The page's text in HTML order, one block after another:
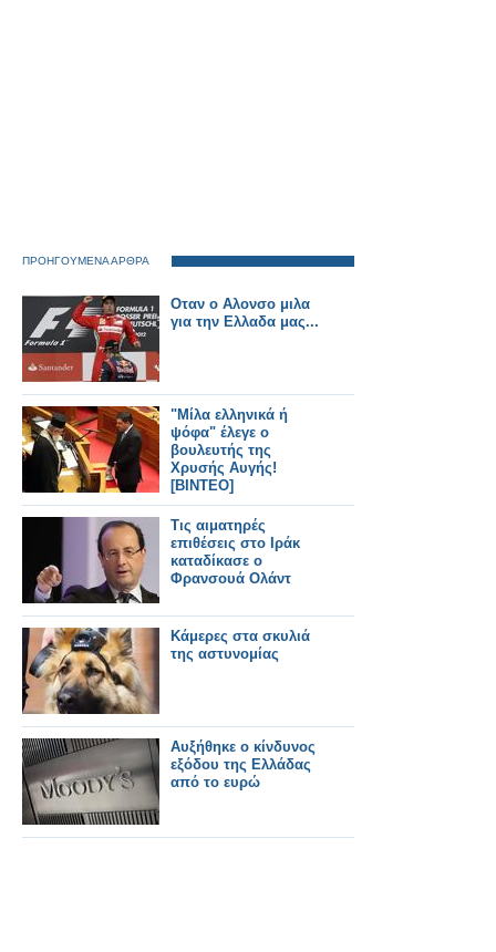
ΠΡΟΗΓΟΥΜΕΝΑ ΑΡΘΡΑ
Οταν ο Αλονσο μιλα
για την Ελλαδα μας...
"Μίλα ελληνικά ή
ψόφα" έλεγε ο
βουλευτής της
Χρυσής Αυγής!
[ΒΙΝΤΕΟ]
Τις αιματηρές
επιθέσεις στο Ιράκ
καταδίκασε ο
Φρανσουά Ολάντ
Κάμερες στα σκυλιά
της αστυνομίας
Aυξήθηκε ο κίνδυνος
εξόδου της Ελλάδας
από το ευρώ